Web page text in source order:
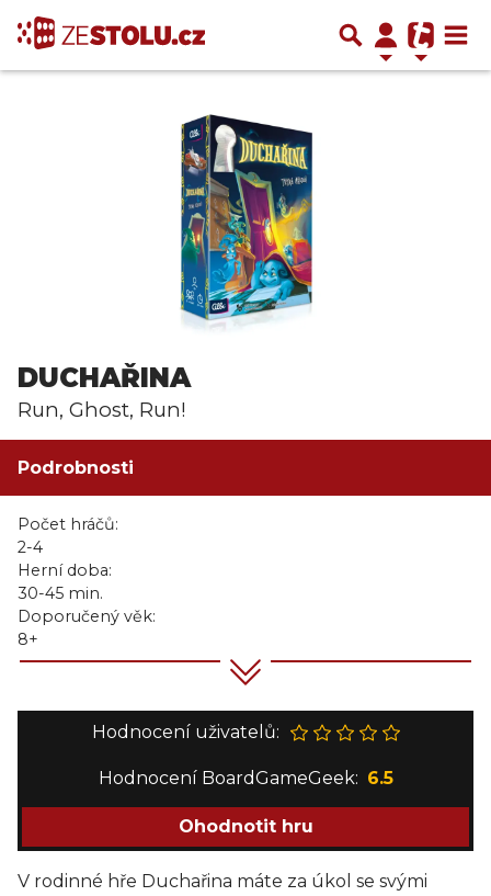
DUCHAŘINA
Run, Ghost, Run!
Podrobnosti
Počet hráčů:
2-4
Herní doba:
30-45 min.
Doporučený věk:
8+
Hodnocení uživatelů:
Hodnocení BoardGameGeek: 6.5
Ohodnotit hru
V rodinné hře Duchařina máte za úkol se svými